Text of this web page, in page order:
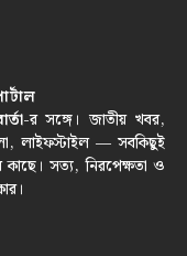
-র সঙ্গে। জাতীয় খবর,
লাইফস্টাইল — সবকিছুই
সত্য, নিরপেক্ষতা ও